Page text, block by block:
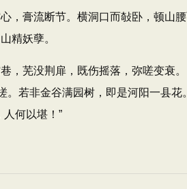
膏流断节。横洞口而敧卧，顿山
精妖孽。
芜没荆扉，既伤摇落，弥嗟变衰。
若非金谷满园树，即是河阳一县花
何以堪！”